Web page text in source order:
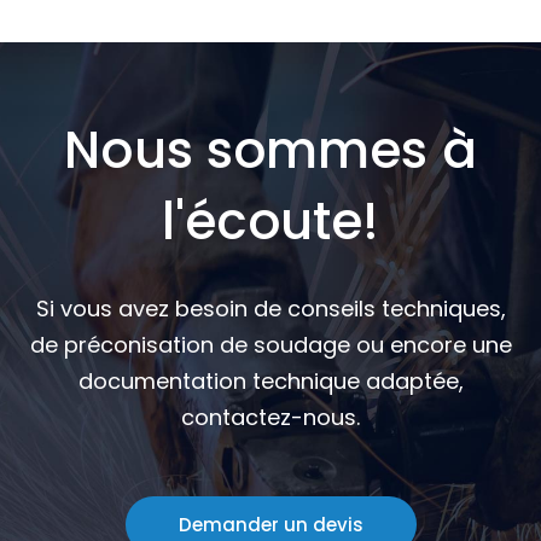
Nous sommes à
l'écoute!
Si vous avez besoin de conseils techniques,
de préconisation de soudage ou encore une
documentation technique adaptée,
contactez-nous.
Demander un devis